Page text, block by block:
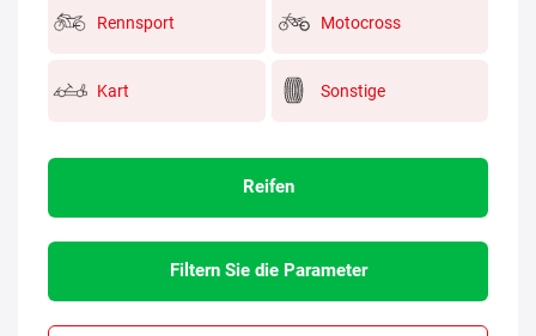
Rennsport Motocross
Kart Sonstige
Reifen
Filtern Sie die Parameter